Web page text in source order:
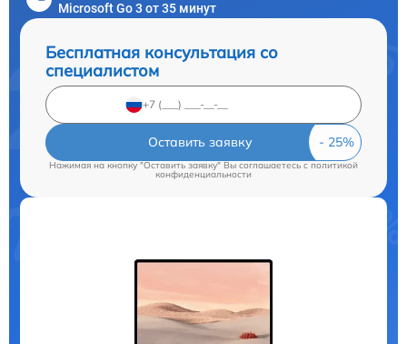
Microsoft Go 3 от 35 минут
Бесплатная консультация со
специалистом
Оставить заявку
Нажимая на кнопку "Оставить заявку" Вы соглашаетесь cполитикой
конфиденциальности